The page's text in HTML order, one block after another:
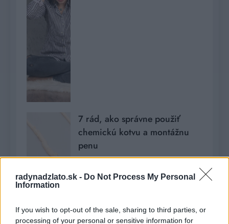
radynadzlato.sk - Do Not Process My Personal
Information
If you wish to opt-out of the sale, sharing to third parties, or
processing of your personal or sensitive information for
7 rád, ako správne použiť
chemickú kotvu a montážnu
penu